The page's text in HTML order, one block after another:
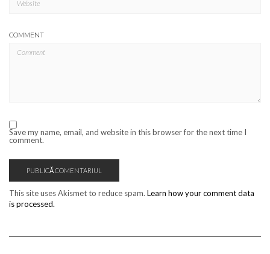
COMMENT
Save my name, email, and website in this browser for the next time I
comment.
This site uses Akismet to reduce spam. Learn how your comment data
is processed.